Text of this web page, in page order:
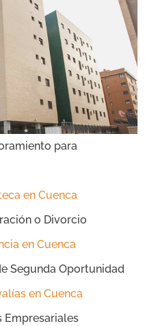
para
en Cuenca
o Divorcio
en Cuenca
Segunda Oportunidad
en Cuenca
Empresariales